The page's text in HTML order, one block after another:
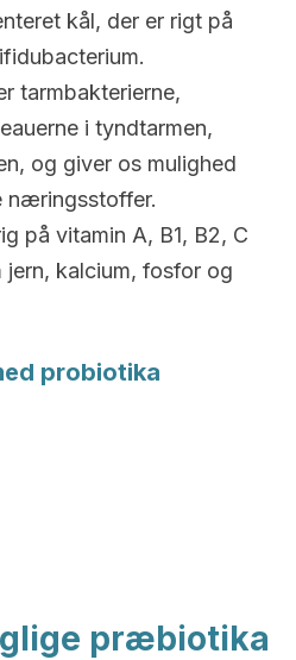
kål, der er rigt på
tarmbakterierne,
i tyndtarmen,
og giver os mulighed
næringsstoffer.
på vitamin A, B1, B2, C
jern, kalcium, fosfor og
probiotika
præbiotika